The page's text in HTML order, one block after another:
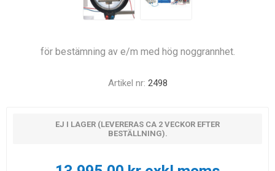
för bestämning av e/m med hög noggrannhet.
Artikel nr: 2498
EJ I LAGER (LEVERERAS CA 2 VECKOR EFTER
BESTÄLLNING).